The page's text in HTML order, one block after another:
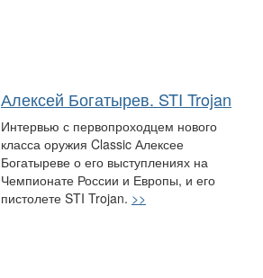
Алексей Богатырев. STI Trojan
Интервью с первопроходцем нового
класса оружия Classic Алексее
Богатыреве о его выступлениях на
Чемпионате России и Европы, и его
пистолете STI Trojan. >>